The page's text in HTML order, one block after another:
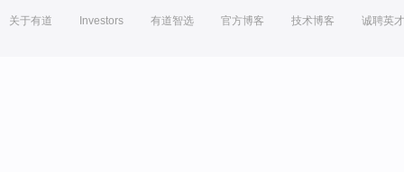
关于有道 Investors 有道智选 官方博客 技术博客 诚聘英才